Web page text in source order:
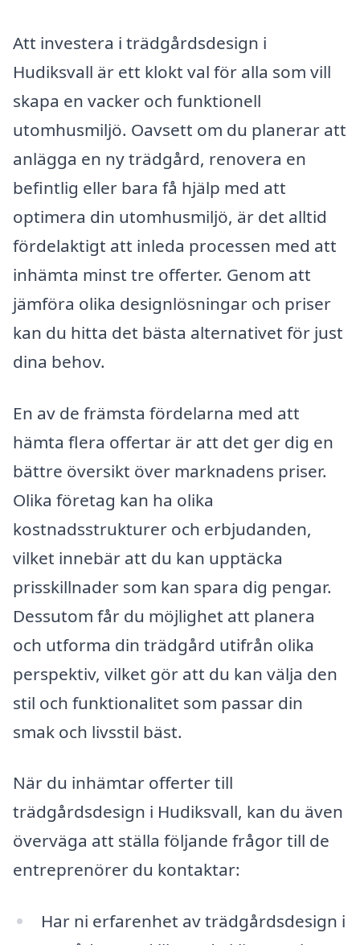
Att investera i trädgårdsdesign i
Hudiksvall är ett klokt val för alla som vill
skapa en vacker och funktionell
utomhusmiljö. Oavsett om du planerar att
anlägga en ny trädgård, renovera en
befintlig eller bara få hjälp med att
optimera din utomhusmiljö, är det alltid
fördelaktigt att inleda processen med att
inhämta minst tre offerter. Genom att
jämföra olika designlösningar och priser
kan du hitta det bästa alternativet för just
dina behov.
En av de främsta fördelarna med att
hämta flera offertar är att det ger dig en
bättre översikt över marknadens priser.
Olika företag kan ha olika
kostnadsstrukturer och erbjudanden,
vilket innebär att du kan upptäcka
prisskillnader som kan spara dig pengar.
Dessutom får du möjlighet att planera
och utforma din trädgård utifrån olika
perspektiv, vilket gör att du kan välja den
stil och funktionalitet som passar din
smak och livsstil bäst.
När du inhämtar offerter till
trädgårdsdesign i Hudiksvall, kan du även
överväga att ställa följande frågor till de
entreprenörer du kontaktar:
Har ni erfarenhet av trädgårdsdesign i